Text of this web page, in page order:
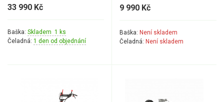
33 990 Kč
Baška: Skladem 1 ks
Čeladná: 1 den od objednání
9 990 Kč
Baška: Není skladem
Čeladná: Není skladem